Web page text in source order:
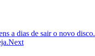
a dias de sair o novo disco.
Next